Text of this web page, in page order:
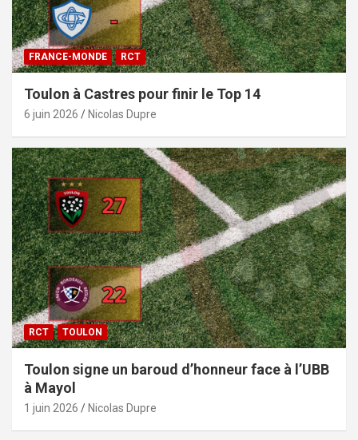
FRANCE-MONDE RCT
Toulon à Castres pour finir le Top 14
6 juin 2026 Nicolas Dupre
RCT TOULON
Toulon signe un baroud d’honneur face à l’UBB
à Mayol
1 juin 2026 Nicolas Dupre